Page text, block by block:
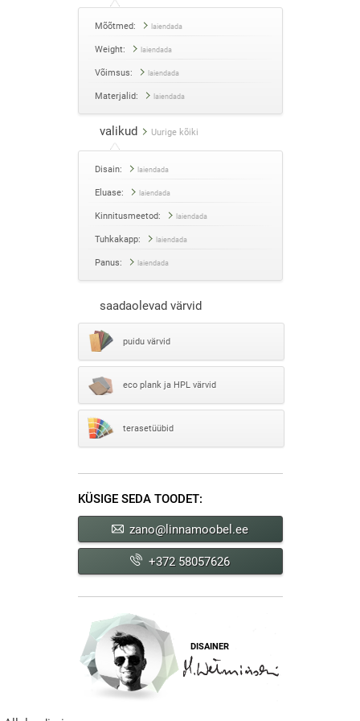
Mõõtmed: laiendada
Weight: laiendada
Võimsus: laiendada
Materjalid: laiendada
valikud Uurige kõiki
Disain: laiendada
Eluase: laiendada
Kinnitusmeetod: laiendada
Tuhkakapp: laiendada
Panus: laiendada
saadaolevad värvid
puidu värvid
eco plank ja HPL värvid
terasetüübid
KÜSIGE SEDA TOODET:
zano@linnamoobel.ee
+372 58057626
DISAINER